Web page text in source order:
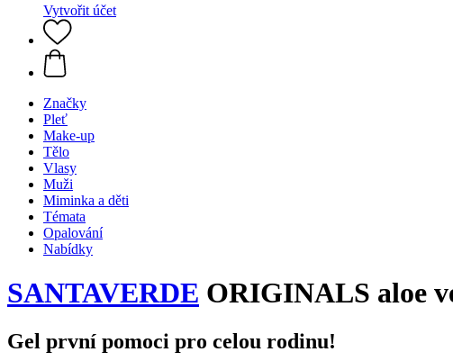
Vytvořit účet
Značky
Pleť
Make-up
Tělo
Vlasy
Muži
Miminka a děti
Témata
Opalování
Nabídky
SANTAVERDE ORIGINALS aloe
Gel první pomoci pro celou rodinu!